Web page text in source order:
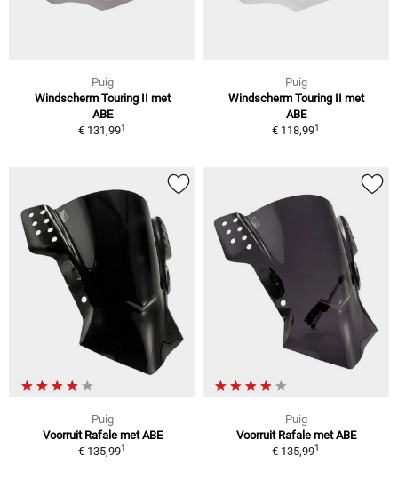
Puig
Windscherm Touring II met
ABE
€ 131,991
Puig
Windscherm Touring II met
ABE
€ 118,991
Puig
Voorruit Rafale met ABE
€ 135,991
Puig
Voorruit Rafale met ABE
€ 135,991